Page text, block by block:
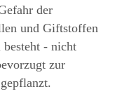
der
und Giftstoffen
besteht - nicht
zur